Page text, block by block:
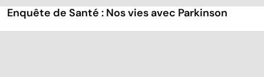
Enquête de Santé : Nos vies avec Parkinson